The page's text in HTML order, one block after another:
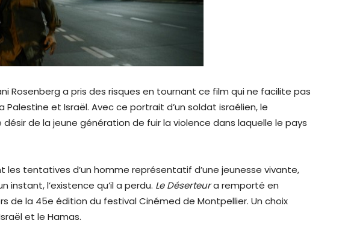
Rosenberg a pris des risques en tournant ce film qui ne facilite pas
et Israël. Avec ce portrait d’un soldat israélien, le
de la jeune génération de fuir la violence dans laquelle le pays
les tentatives d’un homme représentatif d’une jeunesse vivante,
instant, l’existence qu’il a perdu. Le Déserteura remporté en
de la 45e édition du festival Cinémed de Montpellier. Un choix
et le Hamas.